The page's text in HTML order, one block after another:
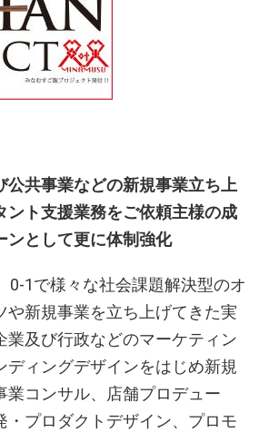
公共事業などの新規事業立ち上
ント支援業務をご依頼主様の成
ンとして更に体制強化
0-1で様々な社会課題解決型のオ
や新規事業を立ち上げてきた実
業及び行政などのマーケティン
ディングデザインをはじめ新規
業コンサル、店舗プロデュー
・プロダクトデザイン、プロモ